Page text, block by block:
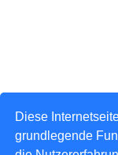
Diese
grundlegende